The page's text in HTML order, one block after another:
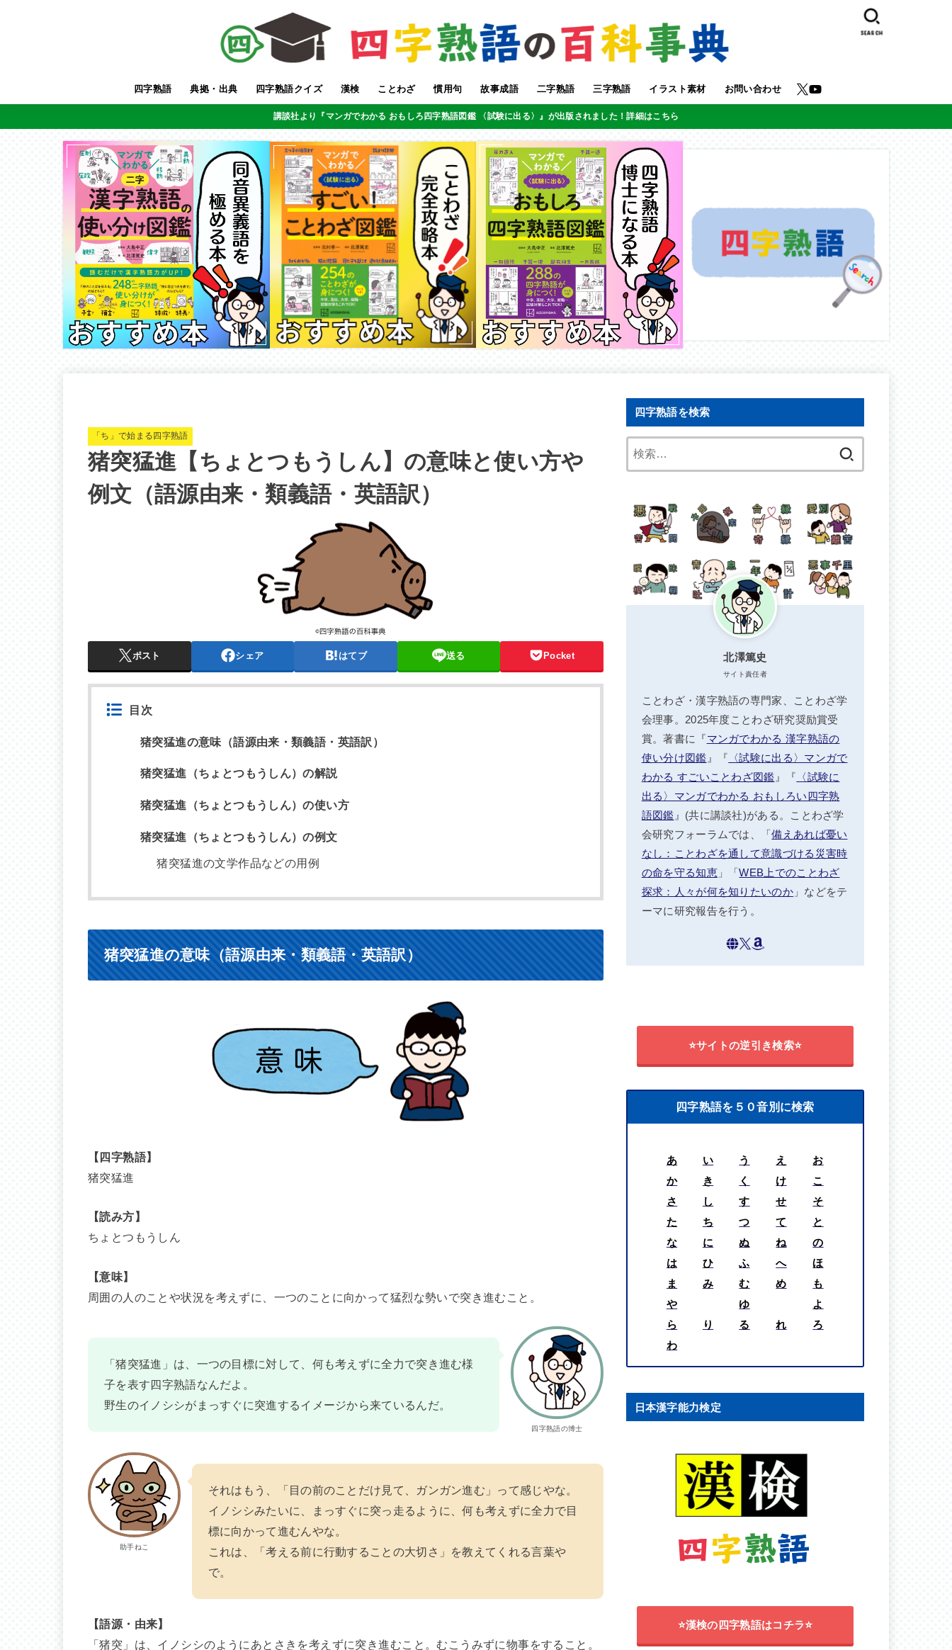
四字熟語 典拠・出典 四字熟語クイズ 漢検 ことわざ 慣用句 故事成語 二字熟語 三字熟語 イラスト素材 お問い合わせ
SEARCH
講談社より『マンガでわかる おもしろ四字熟語図鑑 〈試験に出る〉』が出版されました！詳細はこちら
「ち」で始まる四字熟語
猪突猛進【ちょとつもうしん】の意味と使い方や
例文（語源由来・類義語・英語訳）
ポスト シェア はてブ 送る Pocket
目次
猪突猛進の意味（語源由来・類義語・英語訳）
猪突猛進（ちょとつもうしん）の解説
猪突猛進（ちょとつもうしん）の使い方
猪突猛進（ちょとつもうしん）の例文
猪突猛進の文学作品などの用例
猪突猛進の意味（語源由来・類義語・英語訳）
【四字熟語】
猪突猛進
【読み方】
ちょとつもうしん
【意味】
周囲の人のことや状況を考えずに、一つのことに向かって猛烈な勢いで突き進むこと。
四字熟語の博士
「猪突猛進」は、一つの目標に対して、何も考えずに全力で突き進む様
子を表す四字熟語なんだよ。
野生のイノシシがまっすぐに突進するイメージから来ているんだ。
助手ねこ
それはもう、「目の前のことだけ見て、ガンガン進む」って感じやな。
イノシシみたいに、まっすぐに突っ走るように、何も考えずに全力で目
標に向かって進むんやな。
これは、「考える前に行動することの大切さ」を教えてくれる言葉や
で。
【語源・由来】
「猪突」は、イノシシのようにあとさきを考えずに突き進むこと。むこうみずに物事をすること。
四字熟語を検索
北澤篤史
サイト責任者
ことわざ・漢字熟語の専門家、ことわざ学
会理事。2025年度ことわざ研究奨励賞受
賞。著書に『マンガでわかる 漢字熟語の
使い分け図鑑 』『 〈試験に出る〉マンガで
わかる すごいことわざ図鑑 』『 〈試験に
出る〉マンガでわかる おもしろい四字熟
語図鑑 』(共に講談社)がある。ことわざ学
会研究フォーラムでは、「備えあれば憂い
なし：ことわざを通して意識づける災害時
の命を守る知恵」「WEB上でのことわざ
探求：人々が何を知りたいのか」などをテ
ーマに研究報告を行う。
⭐サイトの逆引き検索⭐
四字熟語を５０音別に検索
あ い う え
お
か
き く け
こ
さ
し す せ
そ
た
ち つ て
と
な
に ぬ ね
の
は
ひ ふ へ
ほ
ま
み む め
も
や
ゆ
よ
ら
り る れ
ろ
わ
日本漢字能力検定
⭐漢検の四字熟語はコチラ⭐